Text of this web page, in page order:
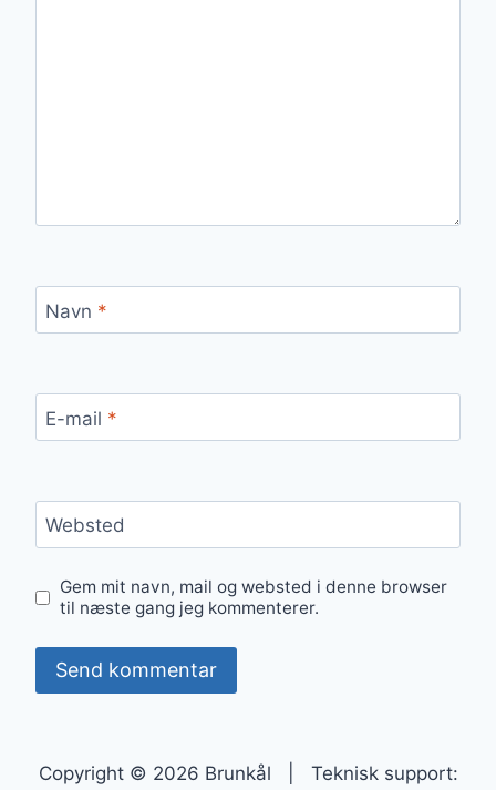
Navn *
E-mail *
Websted
Gem mit navn, mail og websted i denne browser
til næste gang jeg kommenterer.
Copyright © 2026 Brunkål | Teknisk support: